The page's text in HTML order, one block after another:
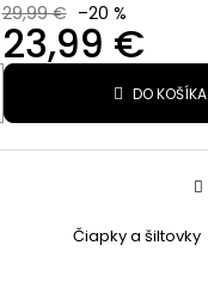
29,99 € –20 %
23,99 €
Jednotková
DO KOŠÍKA
Čiapky a šiltovky
HĽADAŤ